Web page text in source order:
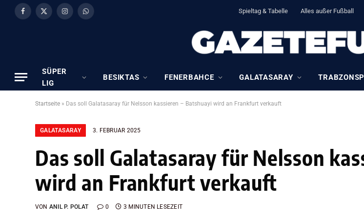
Facebook
X
InstagramWhatsApp Spieltag & Tabelle Alles außer Fußball
SÜPER
LIG
BESIKTAS FENERBAHCE GALATASARAY
Startseite » Das soll Galatasaray für Nelsson kassieren – Batshuayi wird an Frankfurt verkauft
GALATASARAY 3. FEBRUAR 2025
Das soll Galatasaray für Nelsson
wird an Frankfurt verkauft
VON ANIL P. POLAT 0 3 MINUTEN LESEZEIT